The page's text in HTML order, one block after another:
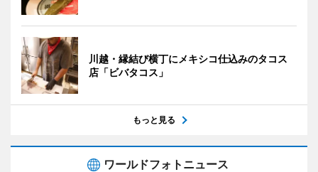
川越・縁結び横丁にメキシコ仕込みのタコス
店「ビバタコス」
もっと見る
ワールドフォトニュース